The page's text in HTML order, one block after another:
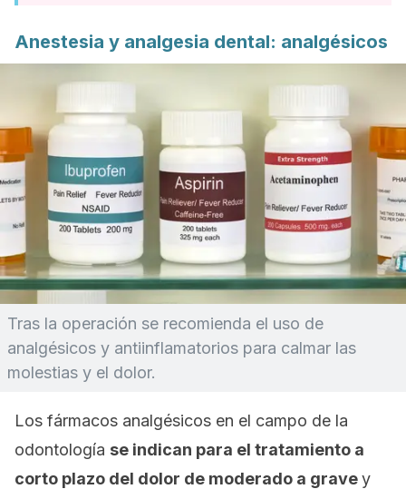
Anestesia y analgesia dental: analgésicos
Tras la operación se recomienda el uso de
analgésicos y antiinflamatorios para calmar las
molestias y el dolor.
Los fármacos analgésicos en el campo de la
odontología se indican para el tratamiento a
corto plazo del dolor de moderado a gravey